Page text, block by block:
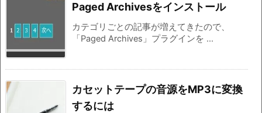
Paged Archivesをインストール
カテゴリごとの記事が増えてきたので、
「Paged Archives」プラグインを ...
カセットテープの音源をMP3に変換
するには